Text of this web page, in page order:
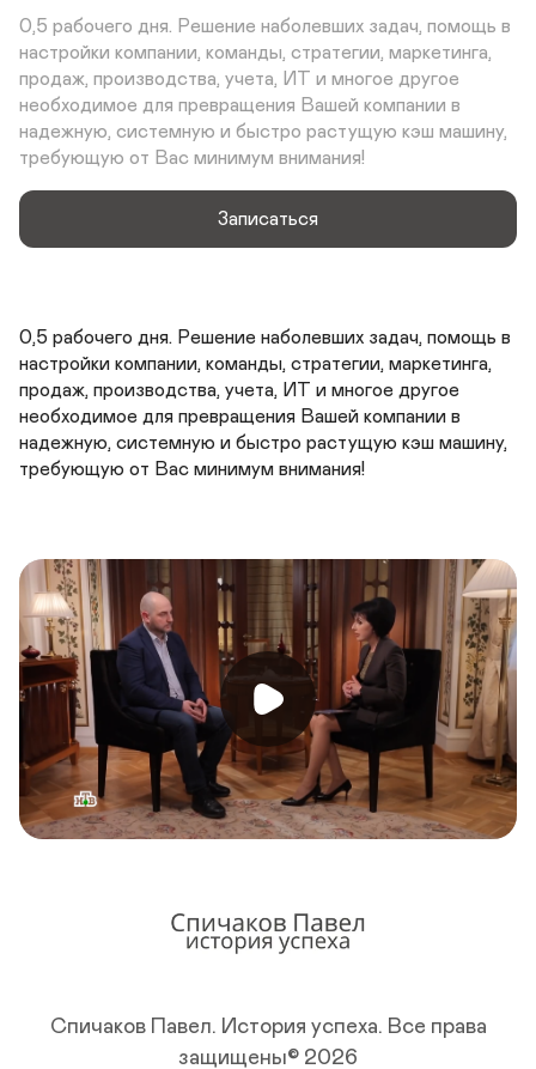
0,5 рабочего дня. Решение наболевших задач, помощь в
настройки компании, команды, стратегии, маркетинга,
продаж, производства, учета, ИТ и многое другое
необходимое для превращения Вашей компании в
надежную, системную и быстро растущую кэш машину,
требующую от Вас минимум внимания!
Записаться
0,5 рабочего дня. Решение наболевших задач, помощь в
настройки компании, команды, стратегии, маркетинга,
продаж, производства, учета, ИТ и многое другое
необходимое для превращения Вашей компании в
надежную, системную и быстро растущую кэш машину,
требующую от Вас минимум внимания!
Спичаков Павел. История успеха. Все права
защищены© 2026